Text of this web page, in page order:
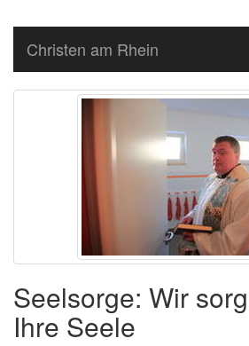
Christen am Rhein
Seelsorge: Wir
Ihre Seele